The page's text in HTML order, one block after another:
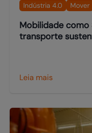
Indústria 4.0 Mover
Mobilidade como
transporte
Leia mais